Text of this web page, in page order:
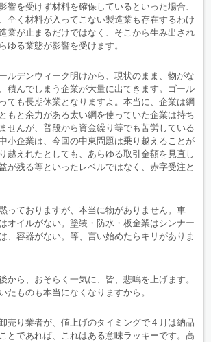
響を受けず材料を確保しているといった場合、
全く材料が入ってこない製造業も存在するわけ
業が止まるだけではなく、そこから生み出され
ゆる業態が影響を受けます。
ルデンウィーク明けから、現状のまま、物がな
積んでしまう企業が大量に出てきます。ゴール
ても長期休業となりますよ。本当に、企業は綱
もと余力がある太い綱を使っていた企業は持ち
せんが、普段から資金繰り等でも苦労している
小企業は、今回の中東問題は乗り越えることが
越えれたとしても、あらゆる取引金額を見直し
が残る等といったレベルではなく、赤字受注と
っておりますが、本当に物がありません。車
オイルがない。塗装・防水・板金業はシンナー
、容器がない。等、言い始めたらキリがありま
から、おそらく一気に、皆、悲鳴を上げます。
たものも本当になくなりますから。
売り業者が、値上げのタイミングで４月は納品
とであれば、これはある意味ラッキーです。高